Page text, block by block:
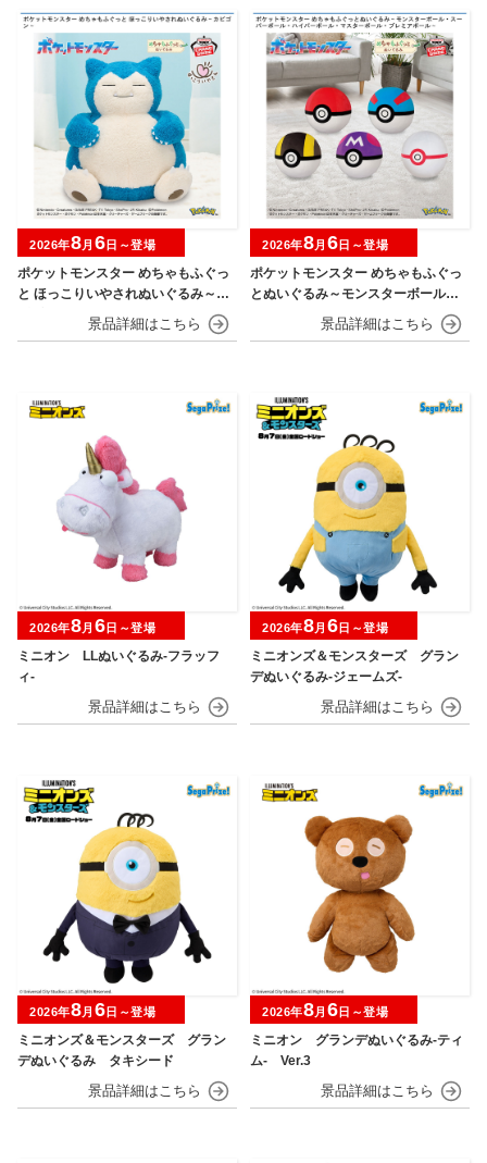
ポケットモンスター めちゃもふぐっ
と ほっこりいやされぬいぐるみ～カ
2026年8月 6日～登場
ポケットモンスター めちゃもふぐっ
とぬいぐるみ～モンスターボール・
スーパーボール・ハイパーボール・
マスターボール・プレミアボール～
2026年8月 6日～登場
ミニオン LLぬいぐるみ‐フラッフ
ィ‐
2026年8月 6 日～登場
ミニオンズ＆モンスターズ グラン
デぬいぐるみ‐ジェームズ‐
2026年8月 6 日～登場
ミニオンズ＆モンスターズ グラン
デぬいぐるみ タキシード
2026年8月 6日～登場
ミニオン グランデぬいぐるみ‐ティ
ム‐ Ver.3
2026年8月 6日～登場